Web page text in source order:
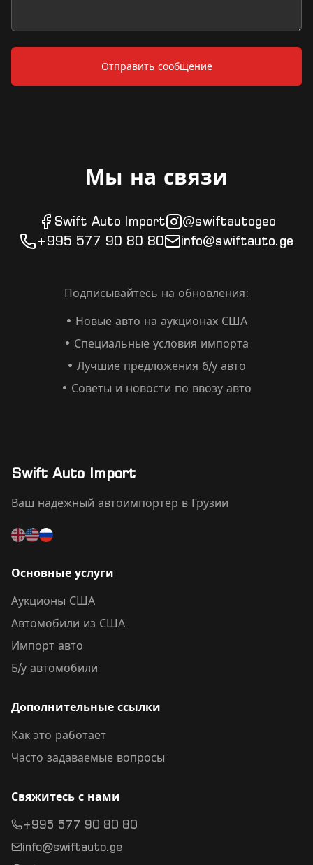
Отправить сообщение
Мы на связи
Swift Auto Import
@swiftautogeo
+995 577 90 80 80
info@swiftauto.ge
Подписывайтесь на обновления:
• Новые авто на аукционах США
• Специальные условия импорта
• Лучшие предложения б/у авто
• Советы и новости по ввозу авто
Swift Auto Import
Ваш надежный автоимпортер в Грузии
Основные услуги
Аукционы США
Автомобили из США
Импорт авто
Б/у автомобили
Дополнительные ссылки
Как это работает
Часто задаваемые вопросы
Свяжитесь с нами
+995 577 90 80 80
info@swiftauto.ge